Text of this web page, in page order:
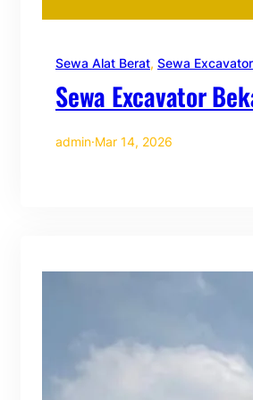
Sewa Alat Berat, Sewa Excavator
Sewa Excavator
admin·Mar 14, 2026